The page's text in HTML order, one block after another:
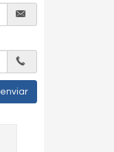
enviar